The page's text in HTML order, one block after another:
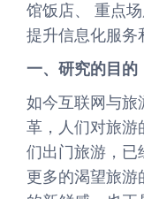
馆饭店、 重点
提升信息化服务
一、研究的目的
如今互联网与旅
革，人们对旅游
们出门旅游，已
更多的渴望旅游